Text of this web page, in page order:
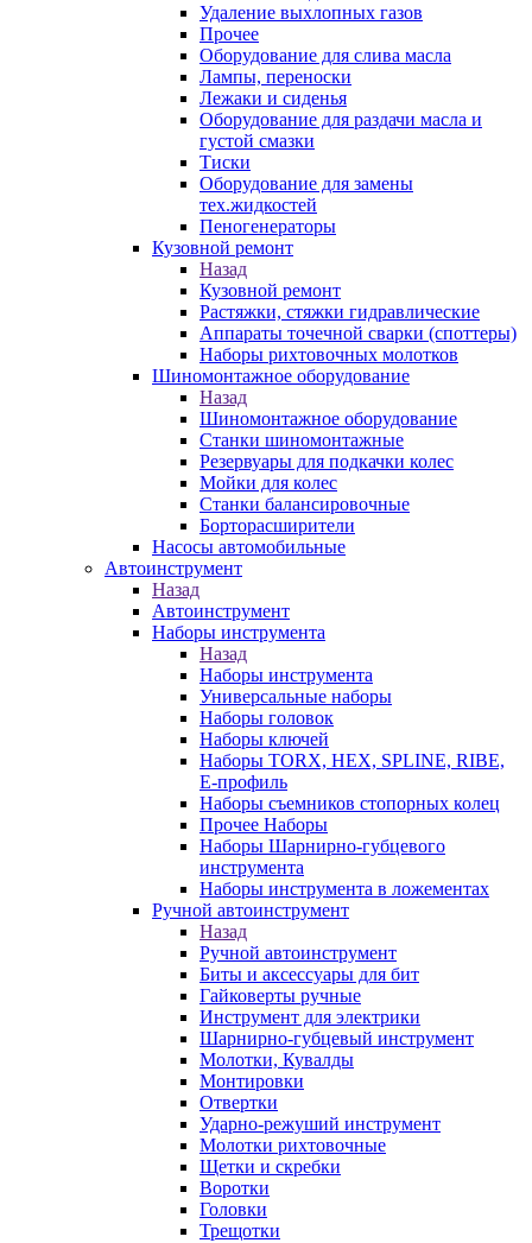
Удаление выхлопных газов
Прочее
Оборудование для слива масла
Лампы, переноски
Лежаки и сиденья
Оборудование для раздачи масла и
густой смазки
Тиски
Оборудование для замены
тех.жидкостей
Пеногенераторы
Кузовной ремонт
Назад
Кузовной ремонт
Растяжки, стяжки гидравлические
Аппараты точечной сварки (споттеры)
Наборы рихтовочных молотков
Шиномонтажное оборудование
Назад
Шиномонтажное оборудование
Станки шиномонтажные
Резервуары для подкачки колес
Мойки для колес
Станки балансировочные
Борторасширители
Насосы автомобильные
Автоинструмент
Назад
Автоинструмент
Наборы инструмента
Назад
Наборы инструмента
Универсальные наборы
Наборы головок
Наборы ключей
Наборы TORX, HEX, SPLINE, RIBE,
E-профиль
Наборы съемников стопорных колец
Прочее Наборы
Наборы Шарнирно-губцевого
инструмента
Наборы инструмента в ложементах
Ручной автоинструмент
Назад
Ручной автоинструмент
Биты и аксессуары для бит
Гайковерты ручные
Инструмент для электрики
Шарнирно-губцевый инструмент
Молотки, Кувалды
Монтировки
Отвертки
Ударно-режуший инструмент
Молотки рихтовочные
Щетки и скребки
Воротки
Головки
Трещотки